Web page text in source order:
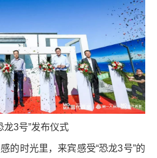
3号”发布仪式
的时光里，来宾感受“恐龙3号”的